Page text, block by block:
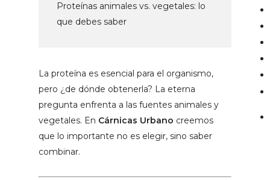
Proteínas animales vs. vegetales: lo
que debes saber
La proteína es esencial para el organismo,
pero ¿de dónde obtenerla? La eterna
pregunta enfrenta a las fuentes animales y
vegetales. En Cárnicas Urbano creemos
que lo importante no es elegir, sino saber
combinar.